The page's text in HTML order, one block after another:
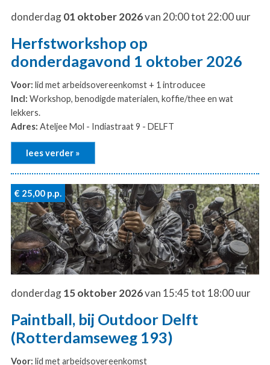
donderdag01 oktober 2026van 20:00 tot 22:00 uur
Herfstworkshop op
donderdagavond 1 oktober 2026
Voor: lid met arbeidsovereenkomst + 1 introducee
Incl: Workshop, benodigde materialen, koffie/thee en wat
lekkers.
Adres: Ateljee Mol - Indiastraat 9 - DELFT
lees verder »
€ 25,00p.p.
donderdag15 oktober 2026van 15:45 tot 18:00 uur
Paintball, bij Outdoor Delft
(Rotterdamseweg 193)
Voor: lid met arbeidsovereenkomst